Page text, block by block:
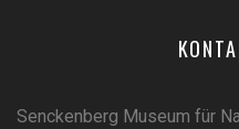
Senckenberg Museum für